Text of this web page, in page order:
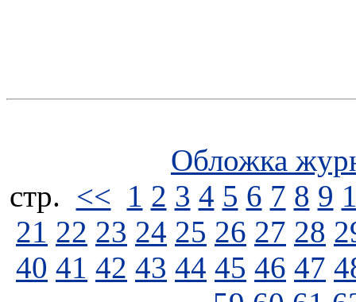
Обложка
стp. << 1 2 3 4 5 6 7 8 9
21 22 23 24 25 26 27 28
40 41 42 43 44 45 46 47